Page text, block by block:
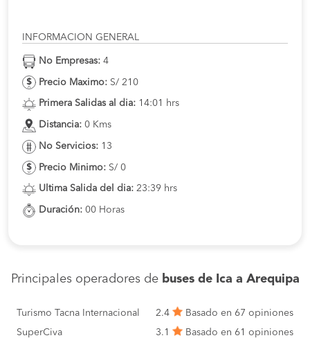
INFORMACION GENERAL
No Empresas: 4
Precio Maximo: S/ 210
Primera Salidas al dia: 14:01 hrs
Distancia: 0 Kms
No Servicios: 13
Precio Minimo: S/ 0
Ultima Salida del dia: 23:39 hrs
Duración: 00 Horas
Principales operadores de buses de Ica a Arequipa
Turismo Tacna Internacional 2.4
Basado en 67 opiniones
SuperCiva
3.1
Basado en 61 opiniones